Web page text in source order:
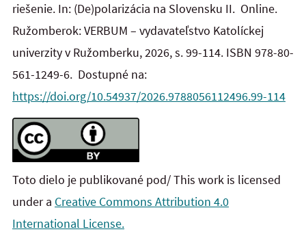
riešenie. In: (De)polarizácia na Slovensku II. Online.
Ružomberok: VERBUM – vydavateľstvo Katolíckej
univerzity v Ružomberku, 2026, s. 99-114. ISBN 978-80-
561-1249-6. Dostupné na:
https://doi.org/10.54937/2026.9788056112496.99-114
Toto dielo je publikované pod/ This work is licensed
under a Creative Commons Attribution 4.0
International License.